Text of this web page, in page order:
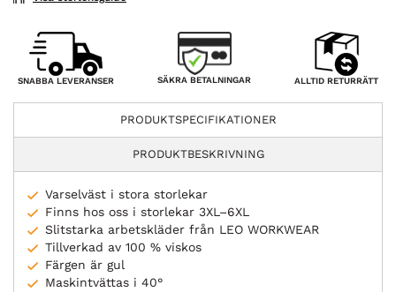
SNABBA LEVERANSER SÄKRA BETALNINGAR ALLTID RETURRÄTT
PRODUKTSPECIFIKATIONER
PRODUKTBESKRIVNING
Varselväst i stora storlekar
Finns hos oss i storlekar 3XL–6XL
Slitstarka arbetskläder från LEO WORKWEAR
Tillverkad av 100 % viskos
Färgen är gul
Maskintvättas i 40°